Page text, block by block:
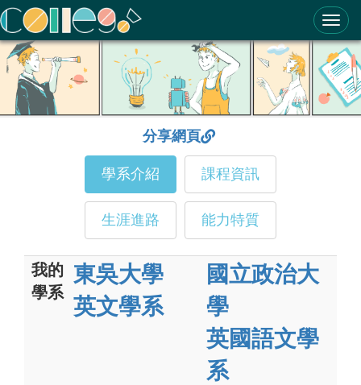
ColleGo! 大學選才與高中育才輔助系統
分享網頁
學系介紹 課程資訊
生涯進路 能力特質
我的
學系
東吳大學
英文學系
國立政治大
學
英國語文學
系